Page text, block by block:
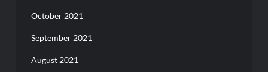
October 2021
September 2021
August 2021